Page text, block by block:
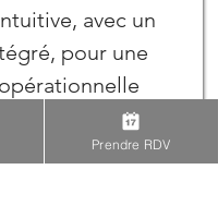
avec un
pour une
Prendre RDV